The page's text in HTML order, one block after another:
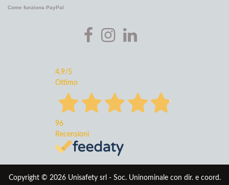
Come funziona PayPal
4,9/5
Ottimo
96
Recensioni
Copyright © 2026 Unisafety srl - Soc. Uninominale con dir. e coord.